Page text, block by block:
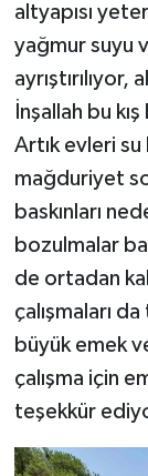
altyapısı
yağmur suyu
İnşallah bu
Artık evleri su
mağduriyet
baskınları
bozulmalar
de ortadan
çalışmaları
büyük emek
çalışma için
teşekkür